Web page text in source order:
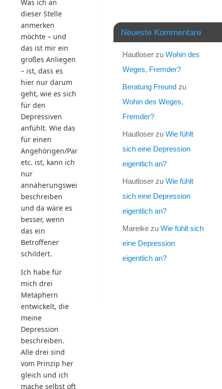
Was ich an
dieser Stelle
anmerken
möchte – und
das ist mir ein
großes Anliegen
– ist, dass es
hier nur darum
geht, wie es sich
für den
Depressiven
anfühlt. Wie das
für einen
Angehörigen/Partner/Freund
etc. ist, kann ich
nur
annäherungsweise
beschreiben
und da wäre es
besser, wenn
das ein
Betroffener
schildert.
Ich habe für
mich drei
Metaphern
entwickelt, die
meine
Depression
beschreiben.
Alle drei sind
vom Prinzip her
gleich und ich
mache selbst oft
Neueste Kommentare
Hautloser zu Wohin des
Weges, Fremder?
Beratung Freund zu
Wohin des Weges,
Fremder?
Hautloser zu Wie fühlt
sich eine Depression
eigentlich an?
Hautloser zu Wie fühlt
sich eine Depression
eigentlich an?
Mareike zu Wie fühlt sich
eine Depression
eigentlich an?